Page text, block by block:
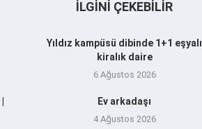
İLGINI ÇEKEBILIR
Yıldız kampüsü dibinde 1+1 eşyalı
kiralık daire
6 Ağustos 2026
Ev arkadaşı
4 Ağustos 2026